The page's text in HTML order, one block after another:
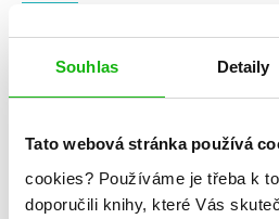
Souhlas Detaily
Tato webová stránka používá
cookies? Používáme je třeba k
doporučili knihy, které Vás